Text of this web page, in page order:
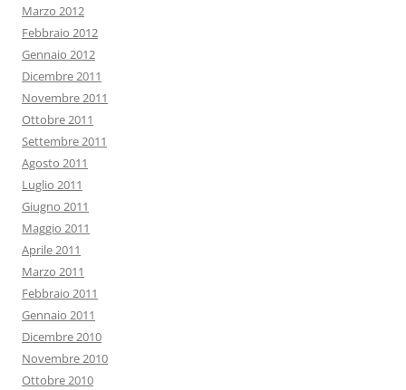
Marzo 2012
Febbraio 2012
Gennaio 2012
Dicembre 2011
Novembre 2011
Ottobre 2011
Settembre 2011
Agosto 2011
Luglio 2011
Giugno 2011
Maggio 2011
Aprile 2011
Marzo 2011
Febbraio 2011
Gennaio 2011
Dicembre 2010
Novembre 2010
Ottobre 2010